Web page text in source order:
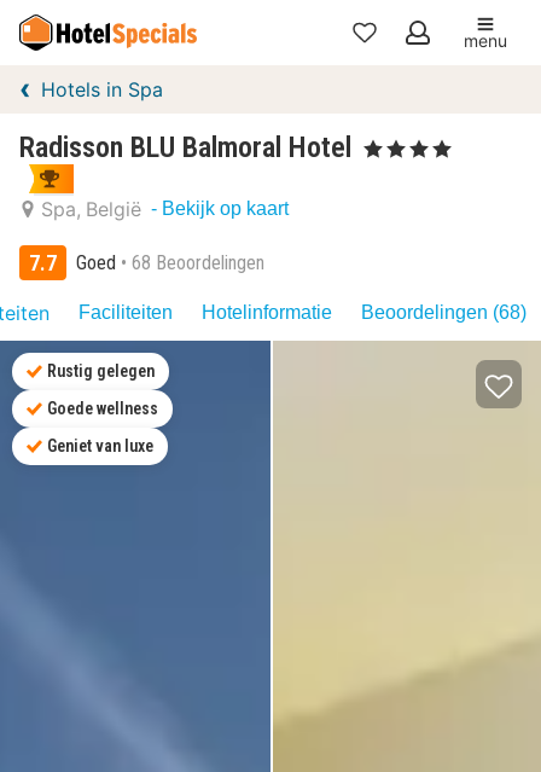
Mijn
menu
Hotels in Spa
Radisson BLU Balmoral Hotel , 4 Sterren
Spa België - Bekijk op kaart
7.7 Goed 68 Beoordelingen
Faciliteiten Hotelinformatie Beoordelingen (68)
Rustig gelegen
Goede wellness
Geniet van luxe